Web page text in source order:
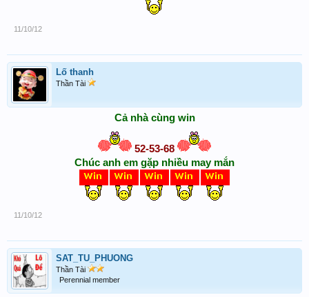
11/10/12
Lố thanh
Thần Tài
Cả nhà cùng win
52-53-68
Chúc anh em gặp nhiều may mắn
11/10/12
SAT_TU_PHUONG
Thần Tài
Perennial member